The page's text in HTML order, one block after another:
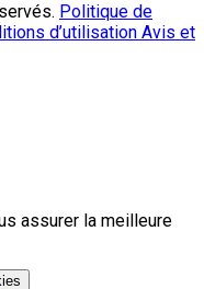
Politique de
d’utilisation Avis et
assurer la meilleure